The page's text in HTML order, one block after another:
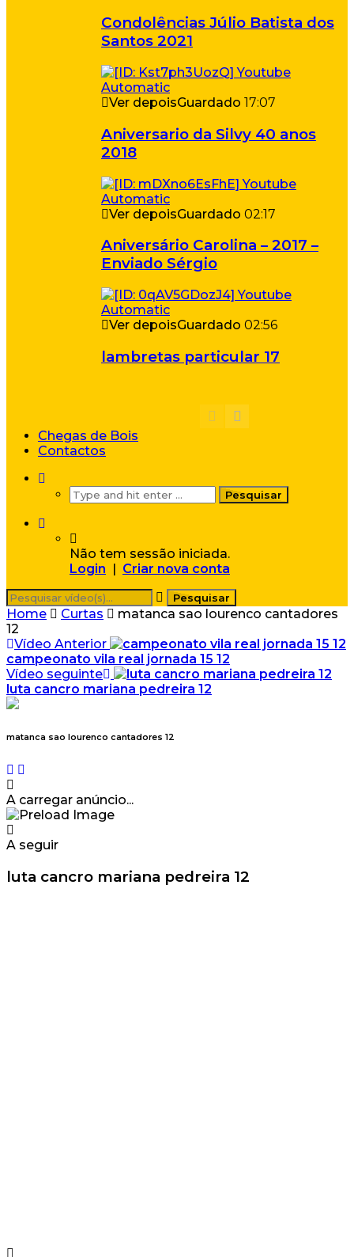
Condolências Júlio Batista dos
Santos 2021
Ver depoisGuardado 17:07
Aniversario da Silvy 40 anos
2018
Ver depoisGuardado 02:17
Aniversário Carolina – 2017 –
Enviado Sérgio
Ver depoisGuardado 02:56
lambretas particular 17
Chegas de Bois
Contactos
Não tem sessão iniciada.
Login
Criar nova conta
Home Curtas
matanca sao lourenco cantadores
12
Vídeo Anterior
campeonato vila real jornada 15 12
Vídeo seguinte
luta cancro mariana pedreira 12
matanca sao lourenco cantadores 12
A carregar anúncio...
A seguir
luta cancro mariana pedreira 12